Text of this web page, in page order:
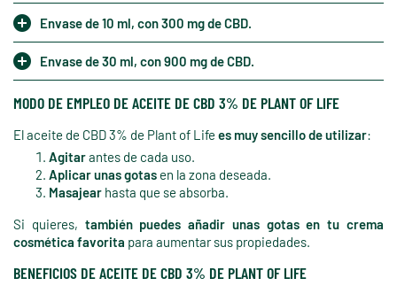
Envase de 10 ml, con 300 mg de CBD.
Envase de 30 ml, con 900 mg de CBD.
MODO DE EMPLEO DE ACEITE DE CBD 3% DE PLANT OF LIFE
El aceite de CBD 3% de Plant of Life es muy sencillo de utilizar:
Agitarantes de cada uso.
Aplicar unas gotas en la zona deseada.
Masajear hasta que se absorba.
Si quieres, también puedes añadir unas gotas en tu crema
cosmética favorita para aumentar sus propiedades.
BENEFICIOS DE ACEITE DE CBD 3% DE PLANT OF LIFE